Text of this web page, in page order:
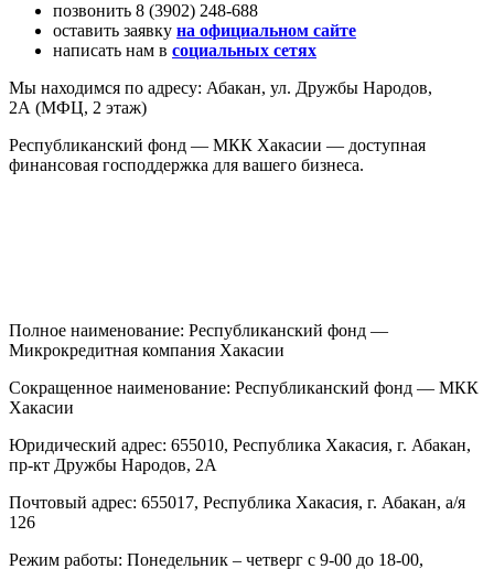
позвонить 8 (3902) 248-688
оставить заявку на официальном сайте
написать нам в социальных сетях
Мы находимся по адресу: Абакан, ул. Дружбы Народов,
2А (МФЦ, 2 этаж)
Республиканский фонд — МКК Хакасии — доступная
финансовая господдержка для вашего бизнеса.
Полное наименование: Республиканский фонд —
Микрокредитная компания Хакасии
Сокращенное наименование: Республиканский фонд — МКК
Хакасии
Юридический адрес: 655010, Республика Хакасия, г. Абакан,
пр-кт Дружбы Народов, 2А
Почтовый адрес: 655017, Республика Хакасия, г. Абакан, а/я
126
Режим работы: Понедельник – четверг с 9-00 до 18-00,